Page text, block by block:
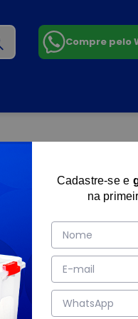
Compre pelo
Cadastre-se e
na